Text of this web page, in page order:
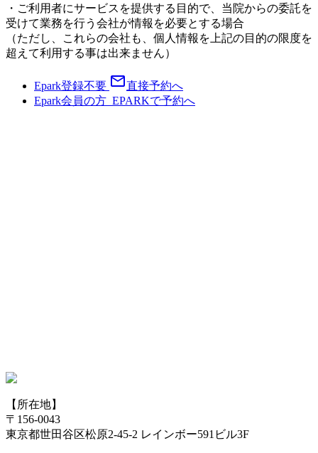
・ご利用者にサービスを提供する目的で、当院からの委託を
受けて業務を行う会社が情報を必要とする場合
（ただし、これらの会社も、個人情報を上記の目的の限度を
超えて利用する事は出来ません）
Epark登録不要 mail_outline直接予約へ
Epark会員の方 EPARKで予約へ
【所在地】
〒156-0043
東京都世田谷区松原2-45-2 レインボー591ビル3F